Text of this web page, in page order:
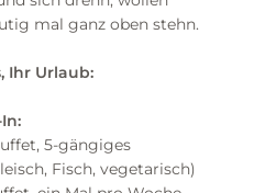
mal ganz oben stehn.
Ihr Urlaub:
5-gängiges
Fisch, vegetarisch)